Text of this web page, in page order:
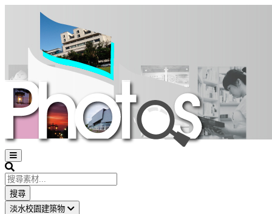
Open
sidebar
Search
搜尋
淡水校園建築物